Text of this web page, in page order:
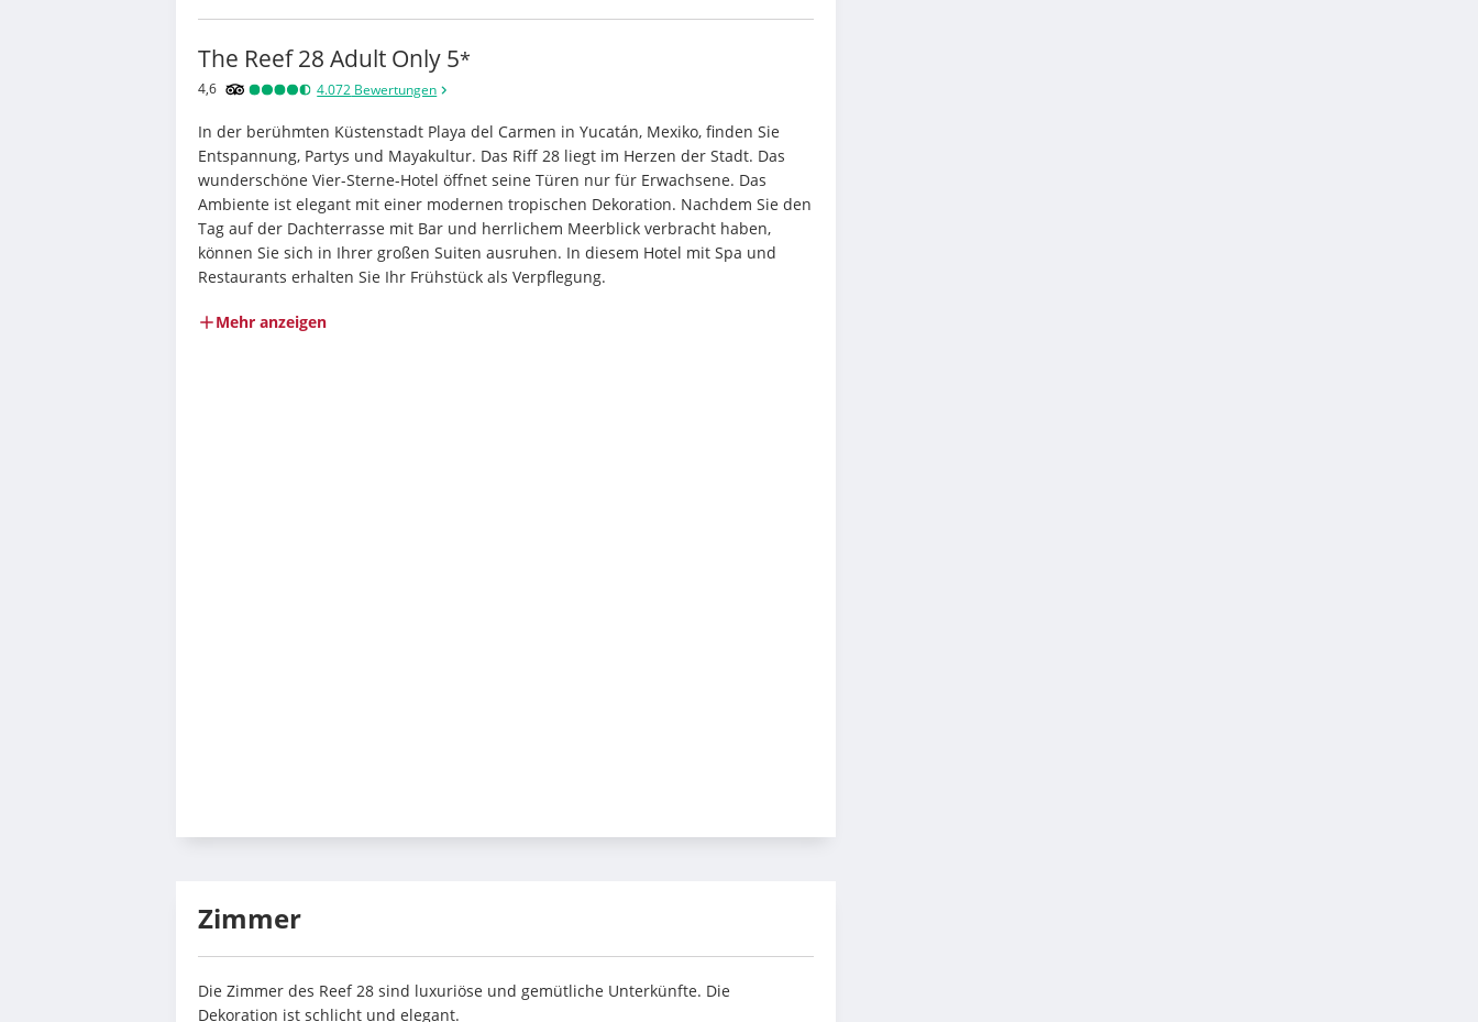
The Reef 28 Adult Only 5*
4,6 4.072 Bewertungen
In der berühmten Küstenstadt Playa del Carmen in Yucatán, Mexiko, finden Sie
Entspannung, Partys und Mayakultur. Das Riff 28 liegt im Herzen der Stadt. Das
wunderschöne Vier-Sterne-Hotel öffnet seine Türen nur für Erwachsene. Das
Ambiente ist elegant mit einer modernen tropischen Dekoration. Nachdem Sie den
Tag auf der Dachterrasse mit Bar und herrlichem Meerblick verbracht haben,
können Sie sich in Ihrer großen Suiten ausruhen. In diesem Hotel mit Spa und
Restaurants erhalten Sie Ihr Frühstück als Verpflegung.
Mehr anzeigen
Zimmer
Die Zimmer des Reef 28 sind luxuriöse und gemütliche Unterkünfte. Die
Dekoration ist schlicht und elegant.